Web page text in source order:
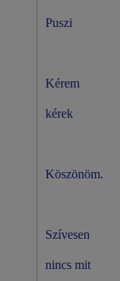
Puszi
Kérem
kérek
Köszönöm.
Szívesen
nincs mit